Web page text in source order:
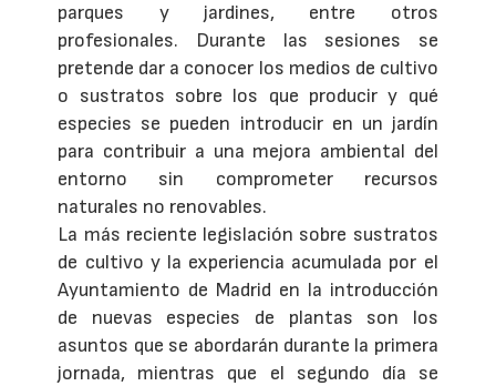
parques y jardines, entre otros
profesionales. Durante las sesiones se
pretende dar a conocer los medios de cultivo
o sustratos sobre los que producir y qué
especies se pueden introducir en un jardín
para contribuir a una mejora ambiental del
entorno sin comprometer recursos
naturales no renovables.
La más reciente legislación sobre sustratos
de cultivo y la experiencia acumulada por el
Ayuntamiento de Madrid en la introducción
de nuevas especies de plantas son los
asuntos que se abordarán durante la primera
jornada, mientras que el segundo día se